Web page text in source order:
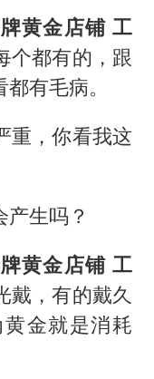
黄金店铺 工
个都有的，跟
有毛病。
重，你看我这
生吗？
黄金店铺 工
戴，有的戴久
金就是消耗